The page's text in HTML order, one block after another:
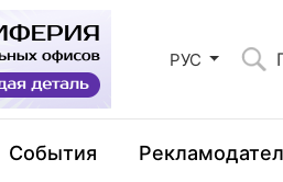
РУС
События